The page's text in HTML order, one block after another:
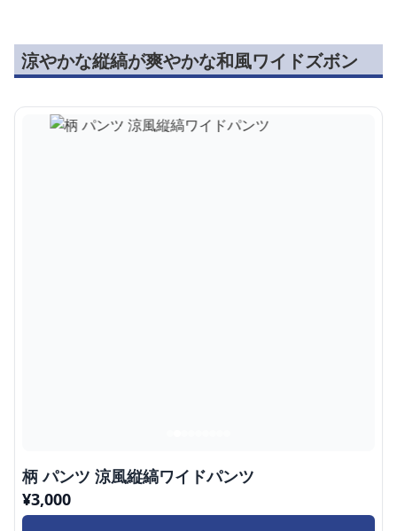
涼やかな縦縞が爽やかな和風ワイドズボン
柄 パンツ 涼風縦縞ワイドパンツ
¥3,000